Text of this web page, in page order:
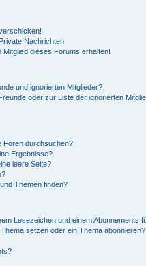
Nachrichten!
Mitglied dieses Forums erhalten!
und ignorierten Mitglieder?
oder zur Liste der ignorierten
Foren durchsuchen?
Ergebnisse?
leere Seite?
Themen finden?
Lesezeichen und einem Abonnements
setzen oder ein Thema abonnieren?